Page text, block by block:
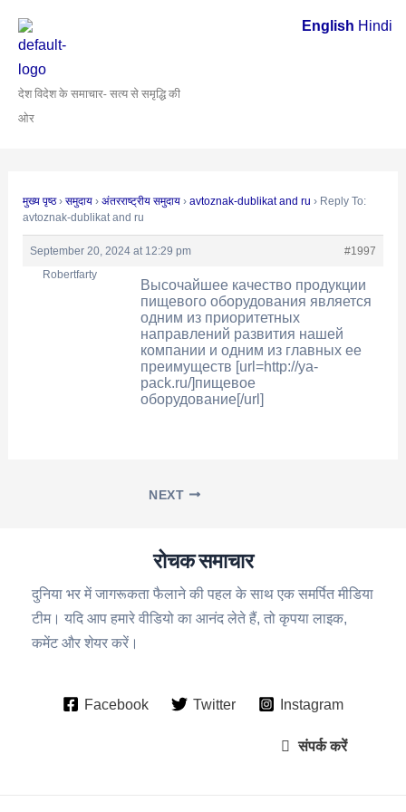
content
देश विदेश के समाचार- सत्य से समृद्धि की
ओर
मुख्य पृष्ठ › समुदाय › अंतरराष्ट्रीय समुदाय › avtoznak-dublikat and ru › Reply To:
avtoznak-dublikat and ru
September 20, 2024 at 12:29 pm
#1997
Robertfarty
Высочайшее качество продукции
пищевого оборудования является
одним из приоритетных
направлений развития нашей
компании и одним из главных ее
преимуществ [url=http://ya-
pack.ru/]пищевое
оборудование[/url]
navigation
NEXT
रोचक समाचार
दुनिया भर में जागरूकता फैलाने की पहल के साथ एक समर्पित मीडिया
टीम। यदि आप हमारे वीडियो का आनंद लेते हैं, तो कृपया लाइक,
कमेंट और शेयर करें।
Facebook Twitter Instagram
संपर्क करें
English Hindi